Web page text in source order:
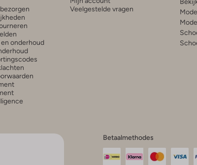
onderhoud
Veelgestelde vragen
Betaalmethodes